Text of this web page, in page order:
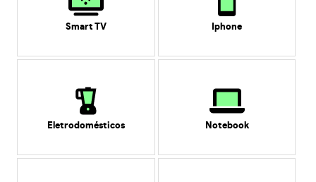
Smart TV Iphone
Eletrodomésticos Notebook